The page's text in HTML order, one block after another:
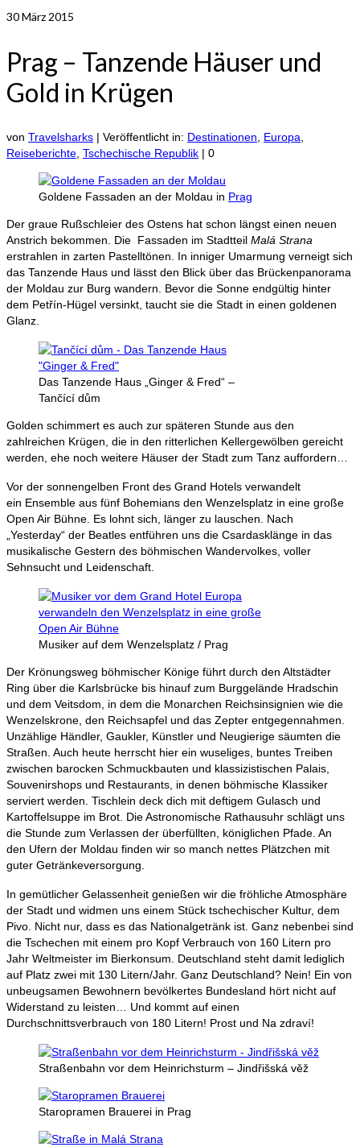
30März 2015
Prag – Tanzende Häuser und
Gold in Krügen
von Travelsharks | Veröffentlicht in: Destinationen Europa
Reiseberichte Tschechische Republik | 0
Goldene Fassaden an der Moldau in Prag
Der graue Rußschleier des Ostens hat schon längst einen neuen
Anstrich bekommen. Die Fassaden im Stadtteil Malá Strana
erstrahlen in zarten Pastelltönen. In inniger Umarmung verneigt sich
das Tanzende Haus und lässt den Blick über das Brückenpanorama
der Moldau zur Burg wandern. Bevor die Sonne endgültig hinter
dem Petřín-Hügel versinkt, taucht sie die Stadt in einen goldenen
Glanz.
Das Tanzende Haus „Ginger & Fred“ –
Tančící dům
Golden schimmert es auch zur späteren Stunde aus den
zahlreichen Krügen, die in den ritterlichen Kellergewölben gereicht
werden, ehe noch weitere Häuser der Stadt zum Tanz auffordern…
Vor der sonnengelben Front des Grand Hotels verwandelt
ein Ensemble aus fünf Bohemians den Wenzelsplatz in eine große
Open Air Bühne. Es lohnt sich, länger zu lauschen. Nach
„Yesterday“ der Beatles entführen uns die Csardasklänge in das
musikalische Gestern des böhmischen Wandervolkes, voller
Sehnsucht und Leidenschaft.
Musiker auf dem Wenzelsplatz / Prag
Der Krönungsweg böhmischer Könige führt durch den Altstädter
Ring über die Karlsbrücke bis hinauf zum Burggelände Hradschin
und dem Veitsdom, in dem die Monarchen Reichsinsignien wie die
Wenzelskrone, den Reichsapfel und das Zepter entgegennahmen.
Unzählige Händler, Gaukler, Künstler und Neugierige säumten die
Straßen. Auch heute herrscht hier ein wuseliges, buntes Treiben
zwischen barocken Schmuckbauten und klassizistischen Palais,
Souvenirshops und Restaurants, in denen böhmische Klassiker
serviert werden. Tischlein deck dich mit deftigem Gulasch und
Kartoffelsuppe im Brot. Die Astronomische Rathausuhr schlägt uns
die Stunde zum Verlassen der überfüllten, königlichen Pfade. An
den Ufern der Moldau finden wir so manch nettes Plätzchen mit
guter Getränkeversorgung.
In gemütlicher Gelassenheit genießen wir die fröhliche Atmosphäre
der Stadt und widmen uns einem Stück tschechischer Kultur, dem
Pivo. Nicht nur, dass es das Nationalgetränk ist. Ganz nebenbei sind
die Tschechen mit einem pro Kopf Verbrauch von 160 Litern pro
Jahr Weltmeister im Bierkonsum. Deutschland steht damit lediglich
auf Platz zwei mit 130 Litern/Jahr. Ganz Deutschland? Nein! Ein von
unbeugsamen Bewohnern bevölkertes Bundesland hört nicht auf
Widerstand zu leisten… Und kommt auf einen
Durchschnittsverbrauch von 180 Litern! Prost und Na zdraví!
Straßenbahn vor dem Heinrichsturm – Jindřišská věž
Staropramen Brauerei in Prag